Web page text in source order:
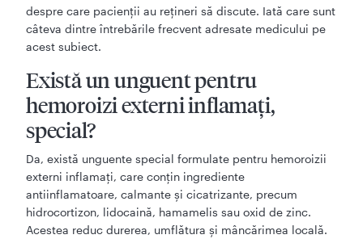
despre care pacienții au rețineri să discute. Iată care sunt
câteva dintre întrebările frecvent adresate medicului pe
acest subiect.
Există un unguent pentru
hemoroizi externi inflamați,
special?
Da, există unguente special formulate pentru hemoroizii
externi inflamați, care conțin ingrediente
antiinflamatoare, calmante și cicatrizante, precum
hidrocortizon, lidocaină, hamamelis sau oxid de zinc.
Acestea reduc durerea, umflătura și mâncărimea locală.